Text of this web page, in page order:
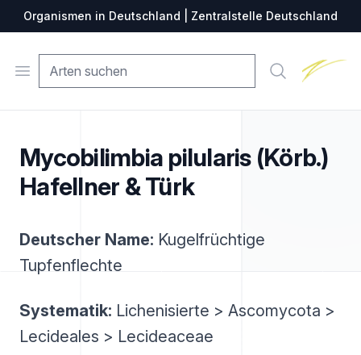
Organismen in Deutschland | Zentralstelle Deutschland
Open menu Suche
Mycobilimbia pilularis (Körb.)
Hafellner & Türk
Deutscher Name: Kugelfrüchtige
Tupfenflechte
Systematik: Lichenisierte > Ascomycota >
Lecideales > Lecideaceae